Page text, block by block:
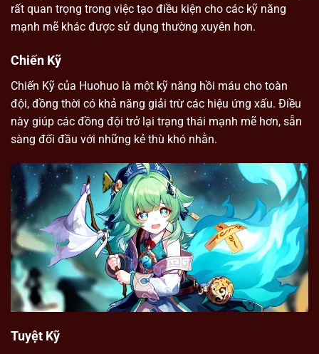
rất quan trọng trong việc tạo điều kiện cho các kỹ năng
mạnh mẽ khác được sử dụng thường xuyên hơn.
Chiến Kỹ
Chiến Kỹ của Huohuo là một kỹ năng hồi máu cho toàn
đội, đồng thời có khả năng giải trừ các hiệu ứng xấu. Điều
này giúp các đồng đội trở lại trạng thái mạnh mẽ hơn, sẵn
sàng đối đầu với những kẻ thù khó nhằn.
Tuyệt Kỹ